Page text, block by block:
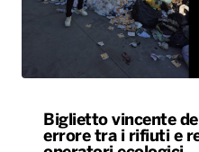
Biglietto vincente
errore tra i rifiuti e